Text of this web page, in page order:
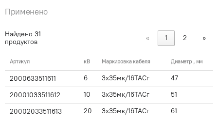
Применено
Найдено 31
продуктов
« 1 2 »
Артикул кВ Маркировка кабеля Диаметр , мм
2000633511611 6 3x35мк/16ТАСг 47
20001033511612 10 3x35мк/16ТАСг 51
20002033511613 20 3x35мк/16ТАСг 61